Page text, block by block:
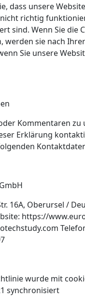
dass unsere Website
richtig
sind. Wenn Sie die
werden sie nach
Sie unsere
Kommentaren zu
Erklärung
16A, Oberursel /
https://
wurde mit
synchronisiert